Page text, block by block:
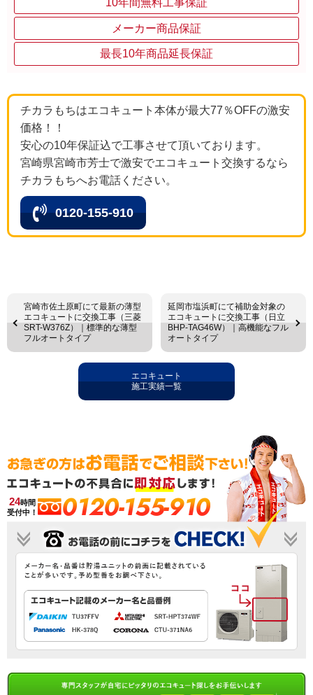
10年間無料工事保証
メーカー商品保証
最長10年商品延長保証
チカラもちはエコキュート本体が最大77％OFFの激安
価格！！
安心の10年保証込で工事させて頂いております。
宮崎県宮崎市芳士で激安でエコキュート交換するなら
チカラもちへお電話ください。
0120-155-910
宮崎市佐土原町にて最新の薄型
エコキュートに交換工事（三菱
SRT-W376Z）｜標準的な薄型
フルオートタイプ
延岡市塩浜町にて補助金対象の
エコキュートに交換工事（日立
BHP-TAG46W）｜高機能なフル
オートタイプ
エコキュート
施工実績一覧
24時間
受付中！
0120-155-910